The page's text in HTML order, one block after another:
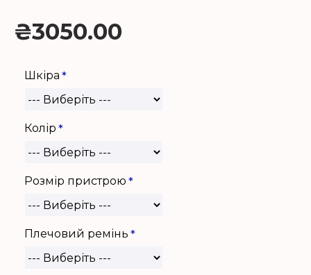
₴3050.00
Шкіра
Колір
Розмір пристрою
Плечовий ремінь